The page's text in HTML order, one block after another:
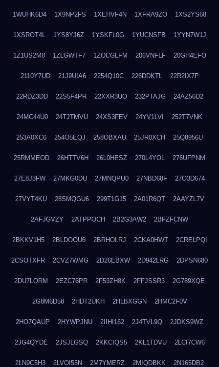
1WUHK6D4 1X9NP2FS 1XEHVF4N 1XFRA9ZO 1XS2YS68
1XSROT4L 1YS8YJ6Z 1YSKFL0G 1YUCNSFB 1YYN7W1J
1Z1US2M8 1ZLGWTF7 1ZOCGLFM 206VNFLF 20GH4EFO
2110Y7UD 21J9UIA6 2254Q10C 226DDKTL 22R2IX7P
22RDZ3DD 22S5F4PR 22XXR3UO 232PTAJG 24AZ56D2
24MC44U0 24TJTMVU 24XS3FEV 24YV1LVI 252T7VNK
253A0XC6 254O5EQJ 258OBXAU 25JR0XCH 25Q8956U
25RMMEOD 26HTTV6H 26L0HESZ 270L4YOL 276UFPNM
27E8J3FW 27MKG0DU 27MNQPU0 27NBD68F 27O3D674
27VYT4KU 28SMQGU6 299T1G15 2A01R6QT 2AAYZL7V
2AFJGVZY 2ATPPOCH 2B2G3AW2 2BFZFCNW
2BKKV1H5 2BLDOOU6 2BRHOLRJ 2CKA0HWT 2CRELPQI
2CSOTXFR 2CVZ7WMG 2D26EBXW 2D942LRG 2DPSN680
2DU7LORM 2EZC76PR 2F53ZH8K 2FFJSSR3 2G789XQE
2G8M6D58 2HDT2UKH 2HLBXGGN 2HMC2F0V
2HO7QAUP 2HYWPJNU 2IIHI162 2J4TVL9Q 2JDKS9WZ
2JG4QYDE 2JSJLGSQ 2KKCIQS5 2KL1TDVU 2LCI7CW6
2LN9C5H3 2LVOI55N 2M7YMERZ 2MIQDBKK 2N165DB2